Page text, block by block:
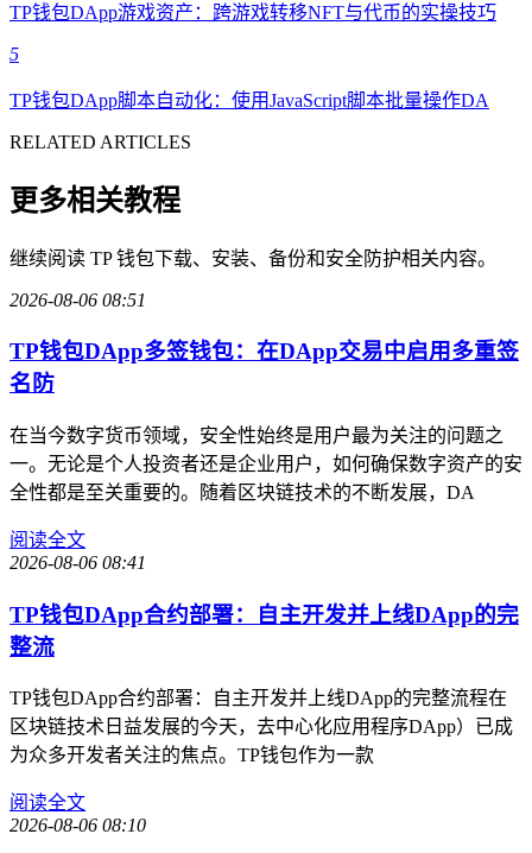
TP钱包DApp游戏资产：跨游戏转移NFT与代币的实操技巧
5
TP钱包DApp脚本自动化：使用JavaScript脚本批量操作DA
RELATED ARTICLES
更多相关教程
继续阅读 TP 钱包下载、安装、备份和安全防护相关内容。
2026-08-06 08:51
TP钱包DApp多签钱包：在DApp交易中启用多重签
名防
在当今数字货币领域，安全性始终是用户最为关注的问题之
一。无论是个人投资者还是企业用户，如何确保数字资产的安
全性都是至关重要的。随着区块链技术的不断发展，DA
阅读全文
2026-08-06 08:41
TP钱包DApp合约部署：自主开发并上线DApp的完
整流
TP钱包DApp合约部署：自主开发并上线DApp的完整流程在
区块链技术日益发展的今天，去中心化应用程序DApp）已成
为众多开发者关注的焦点。TP钱包作为一款
阅读全文
2026-08-06 08:10